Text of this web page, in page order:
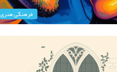
فرهنگی هنری